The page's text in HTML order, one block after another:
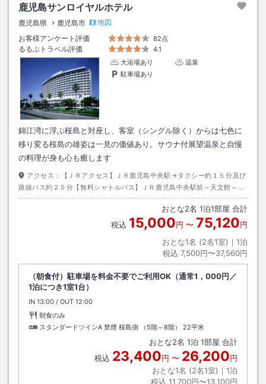
鹿児島サンロイヤルホテル
鹿児島県 鹿児島市
地図
お客様アンケート評価
82点
るるぶトラベル評価
4.1
大浴場あり
温泉
駐車場あり
錦江湾に浮ぶ桜島と対座し、客室（シングル除く）からは七色に
移り変る桜島の雄姿は一見の価値あり。サウナ付展望温泉と自慢
の料理が身も心も癒します
アクセス：
【ＪＲアクセス】ＪＲ鹿児島中央駅→タクシー約１５分及び
路線バス約２５分【無料シャトルバス】ＪＲ鹿児島中央駅前～天文館～ホ
テル間を定時運行【空港アクセス】鹿児島空港～与次郎１丁目（ホテル
おとな2名 1泊1部屋 合計
税込 15,000円 〜 75,120円
おとな1名 (2名1室)｜ 1泊
税込 7,500円〜37,560円
（朝食付）駐車場を料金不要でご利用OK（通常1，000円／
1泊につき1室1台）
IN チェックイン
13:00 / OUT チェックアウト
12:00
朝食のみ
スタンダードツインA 禁煙 桜島側 （5階～8階）
22平米
おとな2名 1泊 1部屋 合計
税込 23,400円 〜 26,200円
おとな1名 (2名1室)｜ 1泊
税込 11,700円〜13,100円